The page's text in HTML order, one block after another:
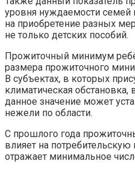
уровня нуждаемости
на приобретение разных
не только детских пособий.
Прожиточный минимум
размера прожиточного
В субъектах, в которых
климатическая обстановка,
данное значение может
нежели по области.
С прошлого года
влияет на
отражает минимальное